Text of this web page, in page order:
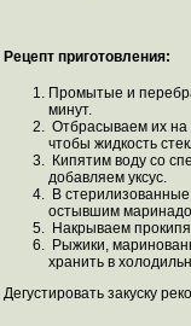
Рецепт приготовления:
Промытые и
минут.
Отбрасываем их на
чтобы жидкость
Кипятим воду со
добавляем уксус.
В
остывшим
Накрываем
Рыжики,
хранить в
Дегустировать закуску